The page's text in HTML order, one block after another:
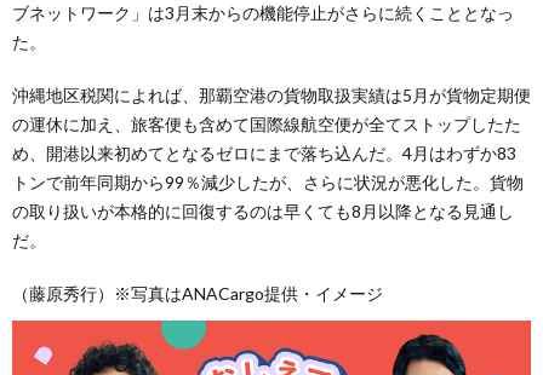
ブネットワーク」は3月末からの機能停止がさらに続くこととなっ
た。
沖縄地区税関によれば、那覇空港の貨物取扱実績は5月が貨物定期便
の運休に加え、旅客便も含めて国際線航空便が全てストップしたた
め、開港以来初めてとなるゼロにまで落ち込んだ。4月はわずか83
トンで前年同期から99％減少したが、さらに状況が悪化した。貨物
の取り扱いが本格的に回復するのは早くても8月以降となる見通し
だ。
（藤原秀行）※写真はANACargo提供・イメージ